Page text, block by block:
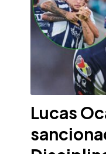
Lucas